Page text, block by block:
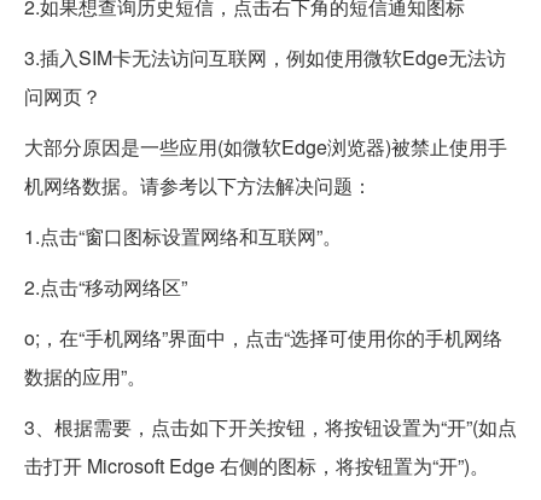
2.如果想查询历史短信，点击右下角的短信通知图标
3.插入SIM卡无法访问互联网，例如使用微软Edge无法访
问网页？
大部分原因是一些应用(如微软Edge浏览器)被禁止使用手
机网络数据。请参考以下方法解决问题：
1.点击“窗口图标设置网络和互联网”。
2.点击“移动网络区”
o;，在“手机网络”界面中，点击“选择可使用你的手机网络
数据的应用”。
3、根据需要，点击如下开关按钮，将按钮设置为“开”(如点
击打开 Microsoft Edge 右侧的图标，将按钮置为“开”)。